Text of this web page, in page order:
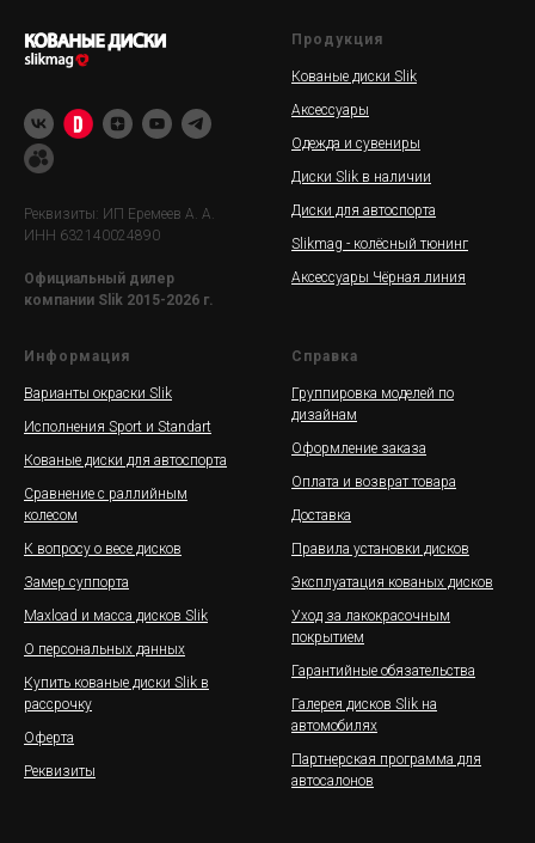
Реквизиты: ИП Еремеев А. А.
ИНН 632140024890
Официальный дилер
компании Slik 2015-2026 г.
Продукция
Кованые диски Slik
Аксессуары
Одежда и сувениры
Диски Slik в наличии
Диски для автоспорта
Slikmag - колёсный тюнинг
Аксессуары Чёрная линия
Информация
Варианты окраски Slik
Исполнения Sport и Standart
Кованые диски для автоспорта
Сравнение с раллийным
колесом
К вопросу о весе дисков
Замер суппорта
Maxload и масса дисков Slik
О персональных данных
Купить кованые диски Slik в
рассрочку
Оферта
Реквизиты
Справка
Группировка моделей по
дизайнам
Оформление заказа
Оплата и возврат товара
Доставка
Правила установки дисков
Эксплуатация кованых дисков
Уход за лакокрасочным
покрытием
Гарантийные обязательства
Галерея дисков Slik на
автомобилях
Партнерская программа для
автосалонов